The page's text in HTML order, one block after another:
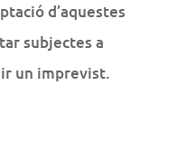
d’aquestes
subjectes a
un imprevist.